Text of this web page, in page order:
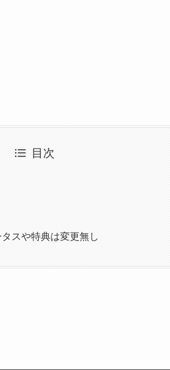
目次
スや特典は変更無し